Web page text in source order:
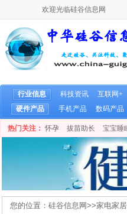
欢迎光临硅谷信息网
行业信息 科技资讯 互联网+
硬件产品
手机产品 数码产品
热门关注： 怀孕 拔苗助长 宝宝睡
您的位置： 硅谷信息网>>家电家居